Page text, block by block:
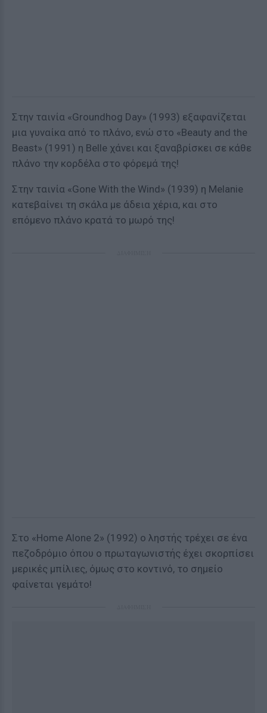
Στην ταινία «Groundhog Day» (1993) εξαφανίζεται
μια γυναίκα από το πλάνο, ενώ στο «Beauty and the
Beast» (1991) η Belle χάνει και ξαναβρίσκει σε κάθε
πλάνο την κορδέλα στο φόρεμά της!
Στην ταινία «Gone With the Wind» (1939) η Melanie
κατεβαίνει τη σκάλα με άδεια χέρια, και στο
επόμενο πλάνο κρατά το μωρό της!
Στο «Home Alone 2» (1992) ο ληστής τρέχει σε ένα
πεζοδρόμιο όπου ο πρωταγωνιστής έχει σκορπίσει
μερικές μπίλιες, όμως στο κοντινό, το σημείο
φαίνεται γεμάτο!